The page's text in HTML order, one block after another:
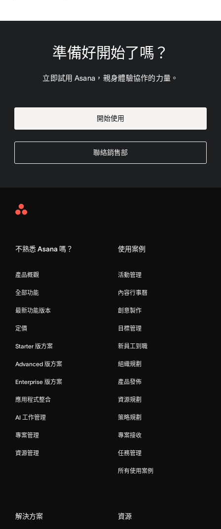
準備好開始了嗎？
立即試用 Asana，親身體驗協作的力量。
開始使用
聯絡銷售部
Asana
不熟悉 Asana 嗎？
產品概觀
全部功能
最新功能版本
定價
Starter 版方案
Advanced 版方案
Enterprise 版方案
應用程式整合
AI 工作管理
專案管理
資源管理
使用案例
活動管理
內容行事曆
創意製作
目標管理
新員工到職
組織規劃
產品發佈
資源規劃
策略規劃
專案接收
任務管理
所有使用案例
解決方案 資源